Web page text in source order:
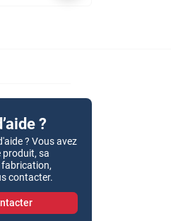
?
? Vous avez
produit, sa
contacter.